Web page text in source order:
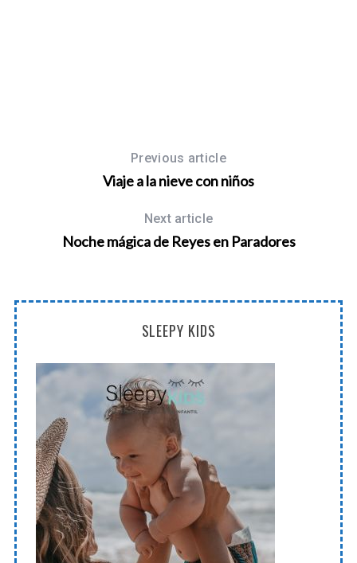
Previous article
Viaje a la nieve con niños
Next article
Noche mágica de Reyes en Paradores
SLEEPY KIDS